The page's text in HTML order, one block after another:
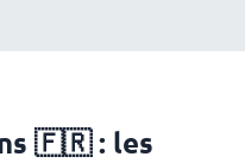
🇫🇷 : les